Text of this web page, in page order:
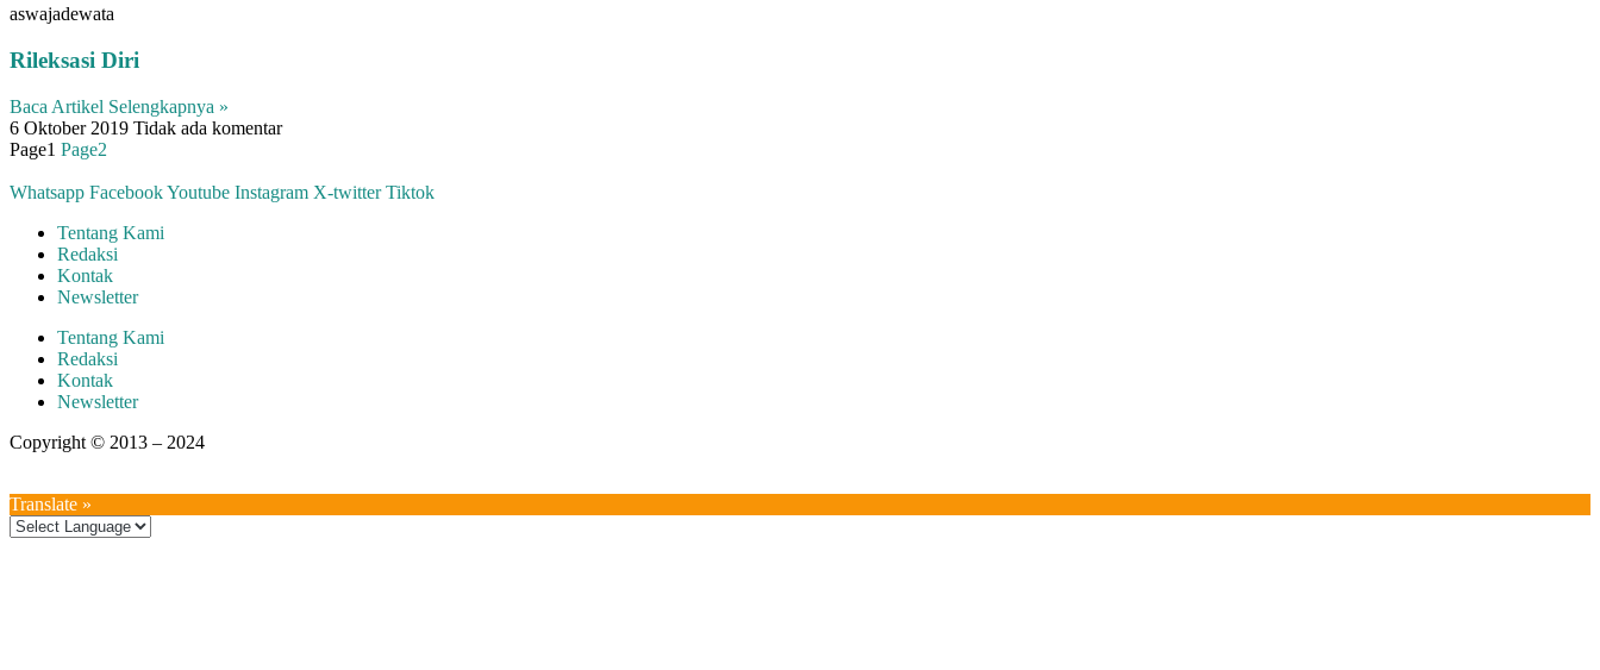
aswajadewata
Rileksasi Diri
Baca Artikel Selengkapnya »
6 Oktober 2019 Tidak ada komentar
Page1 Page2
Whatsapp FacebookYoutube Instagram X-twitter Tiktok
Tentang Kami
Redaksi
Kontak
Newsletter
Tentang Kami
Redaksi
Kontak
Newsletter
Copyright © 2013 – 2024
Translate »